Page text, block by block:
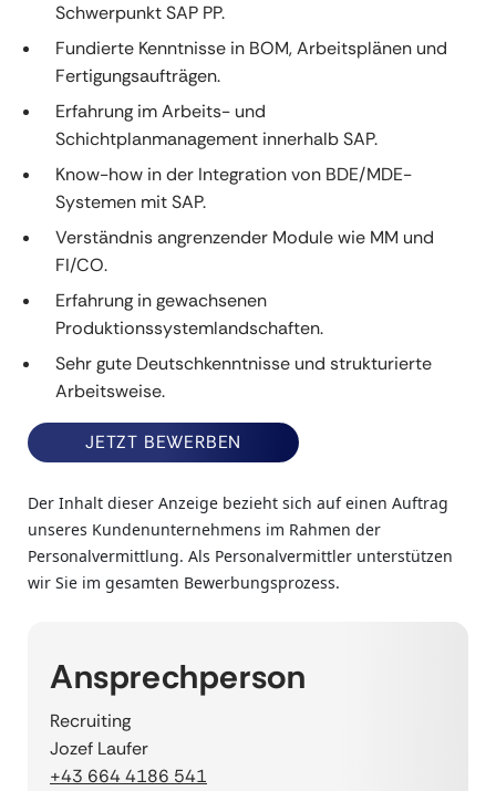
Schwerpunkt SAP PP.
Fundierte Kenntnisse in BOM, Arbeitsplänen und
Fertigungsaufträgen.
Erfahrung im Arbeits- und
Schichtplanmanagement innerhalb SAP.
Know-how in der Integration von BDE/MDE-
Systemen mit SAP.
Verständnis angrenzender Module wie MM und
FI/CO.
Erfahrung in gewachsenen
Produktionssystemlandschaften.
Sehr gute Deutschkenntnisse und strukturierte
Arbeitsweise.
JETZT BEWERBEN
Der Inhalt dieser Anzeige bezieht sich auf einen Auftrag
unseres Kundenunternehmens im Rahmen der
Personalvermittlung. Als Personalvermittler unterstützen
wir Sie im gesamten Bewerbungsprozess.
Ansprechperson
Recruiting
Jozef Laufer
+43 664 4186 541